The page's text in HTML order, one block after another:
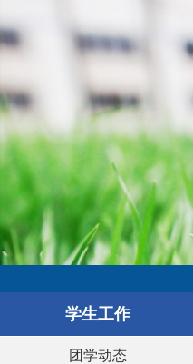
学生工作
团学动态